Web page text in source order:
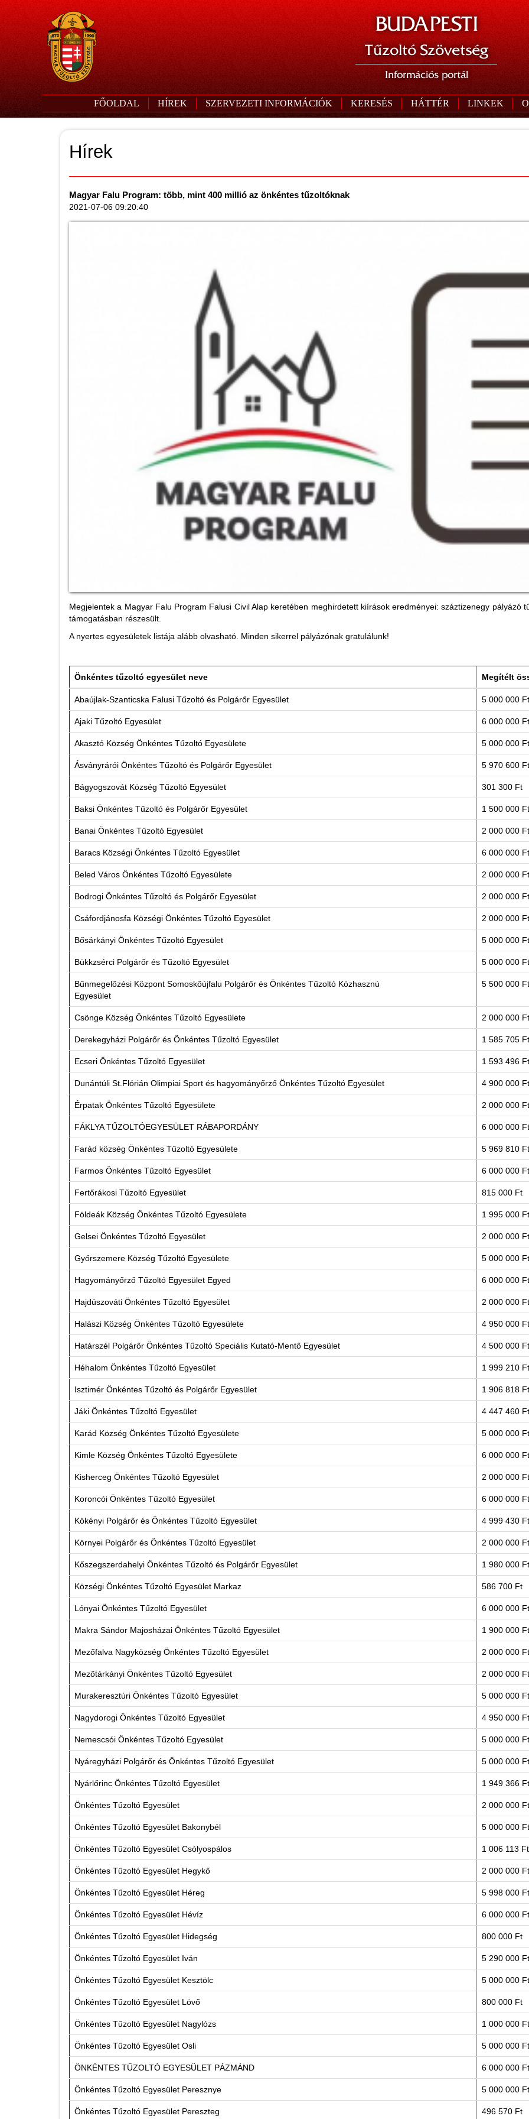
BUDAPESTI
Tűzoltó Szövetség
Információs portál
FŐOLDAL HÍREK SZERVEZETI INFORMÁCIÓK KERESÉS HÁTTÉR LINKEK
Hírek
Magyar Falu Program: több, mint 400 millió az önkéntes tűzoltóknak
2021-07-06 09:20:40
Megjelentek a Magyar Falu Program Falusi Civil Alap keretében meghirdetett kiírások eredményei: száztizenegy pályázó
támogatásban részesült.
A nyertes egyesületek listája alább olvasható. Minden sikerrel pályázónak gratulálunk!
Önkéntes tűzoltó egyesület neve Megítélt
Abaújlak-Szanticska Falusi Tűzoltó és Polgárőr Egyesület 5 000 000 Ft
Ajaki Tűzoltó Egyesület 6 000 000 Ft
Akasztó Község Önkéntes Tűzoltó Egyesülete 5 000 000 Ft
Ásványrárói Önkéntes Tűzoltó és Polgárőr Egyesület 5 970 600 Ft
Bágyogszovát Község Tűzoltó Egyesület 301 300 Ft
Baksi Önkéntes Tűzoltó és Polgárőr Egyesület 1 500 000 Ft
Banai Önkéntes Tűzoltó Egyesület 2 000 000 Ft
Baracs Községi Önkéntes Tűzoltó Egyesület 6 000 000 Ft
Beled Város Önkéntes Tűzoltó Egyesülete 2 000 000 Ft
Bodrogi Önkéntes Tűzoltó és Polgárőr Egyesület 2 000 000 Ft
Csáfordjánosfa Községi Önkéntes Tűzoltó Egyesület 2 000 000 Ft
Bősárkányi Önkéntes Tűzoltó Egyesület 5 000 000 Ft
Bükkzsérci Polgárőr és Tűzoltó Egyesület 5 000 000 Ft
Bűnmegelőzési Központ Somoskőújfalu Polgárőr és Önkéntes Tűzoltó Közhasznú
Egyesület
5 500 000 Ft
Csönge Község Önkéntes Tűzoltó Egyesülete 2 000 000 Ft
Derekegyházi Polgárőr és Önkéntes Tűzoltó Egyesület 1 585 705 Ft
Ecseri Önkéntes Tűzoltó Egyesület 1 593 496 Ft
Dunántúli St.Flórián Olimpiai Sport és hagyományőrző Önkéntes Tűzoltó Egyesület 4 900 000 Ft
Érpatak Önkéntes Tűzoltó Egyesülete 2 000 000 Ft
FÁKLYA TŰZOLTÓEGYESÜLET RÁBAPORDÁNY 6 000 000 Ft
Farád község Önkéntes Tűzoltó Egyesülete 5 969 810 Ft
Farmos Önkéntes Tűzoltó Egyesület 6 000 000 Ft
Fertőrákosi Tűzoltó Egyesület 815 000 Ft
Földeák Község Önkéntes Tűzoltó Egyesülete 1 995 000 Ft
Gelsei Önkéntes Tűzoltó Egyesület 2 000 000 Ft
Győrszemere Község Tűzoltó Egyesülete 5 000 000 Ft
Hagyományőrző Tűzoltó Egyesület Egyed 6 000 000 Ft
Hajdúszováti Önkéntes Tűzoltó Egyesület 2 000 000 Ft
Halászi Község Önkéntes Tűzoltó Egyesülete 4 950 000 Ft
Határszél Polgárőr Önkéntes Tűzoltó Speciális Kutató-Mentő Egyesület 4 500 000 Ft
Héhalom Önkéntes Tűzoltó Egyesület 1 999 210 Ft
Isztimér Önkéntes Tűzoltó és Polgárőr Egyesület 1 906 818 Ft
Jáki Önkéntes Tűzoltó Egyesület 4 447 460 Ft
Karád Község Önkéntes Tűzoltó Egyesülete 5 000 000 Ft
Kimle Község Önkéntes Tűzoltó Egyesülete 6 000 000 Ft
Kisherceg Önkéntes Tűzoltó Egyesület 2 000 000 Ft
Koroncói Önkéntes Tűzoltó Egyesület 6 000 000 Ft
Kökényi Polgárőr és Önkéntes Tűzoltó Egyesület 4 999 430 Ft
Környei Polgárőr és Önkéntes Tűzoltó Egyesület 2 000 000 Ft
Kőszegszerdahelyi Önkéntes Tűzoltó és Polgárőr Egyesület 1 980 000 Ft
Községi Önkéntes Tűzoltó Egyesület Markaz 586 700 Ft
Lónyai Önkéntes Tűzoltó Egyesület 6 000 000 Ft
Makra Sándor Majosházai Önkéntes Tűzoltó Egyesület 1 900 000 Ft
Mezőfalva Nagyközség Önkéntes Tűzoltó Egyesület 2 000 000 Ft
Mezőtárkányi Önkéntes Tűzoltó Egyesület 2 000 000 Ft
Murakeresztúri Önkéntes Tűzoltó Egyesület 5 000 000 Ft
Nagydorogi Önkéntes Tűzoltó Egyesület 4 950 000 Ft
Nemescsói Önkéntes Tűzoltó Egyesület 5 000 000 Ft
Nyáregyházi Polgárőr és Önkéntes Tűzoltó Egyesület 5 000 000 Ft
Nyárlőrinc Önkéntes Tűzoltó Egyesület 1 949 366 Ft
Önkéntes Tűzoltó Egyesület 2 000 000 Ft
Önkéntes Tűzoltó Egyesület Bakonybél 5 000 000 Ft
Önkéntes Tűzoltó Egyesület Csólyospálos 1 006 113 Ft
Önkéntes Tűzoltó Egyesület Hegykő 2 000 000 Ft
Önkéntes Tűzoltó Egyesület Héreg 5 998 000 Ft
Önkéntes Tűzoltó Egyesület Hévíz 6 000 000 Ft
Önkéntes Tűzoltó Egyesület Hidegség 800 000 Ft
Önkéntes Tűzoltó Egyesület Iván 5 290 000 Ft
Önkéntes Tűzoltó Egyesület Kesztölc 5 000 000 Ft
Önkéntes Tűzoltó Egyesület Lövő 800 000 Ft
Önkéntes Tűzoltó Egyesület Nagylózs 1 000 000 Ft
Önkéntes Tűzoltó Egyesület Osli 5 000 000 Ft
ÖNKÉNTES TŰZOLTÓ EGYESÜLET PÁZMÁND 6 000 000 Ft
Önkéntes Tűzoltó Egyesület Peresznye 5 000 000 Ft
Önkéntes Tűzoltó Egyesület Pereszteg 496 570 Ft